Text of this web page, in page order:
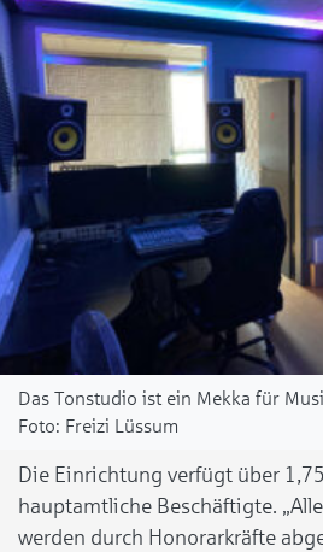
Das Tonstudio ist ein Mekka für
Freizi Lüssum
Die Einrichtung verfügt über
hauptamtliche Beschäftigte.
werden durch Honorarkräfte